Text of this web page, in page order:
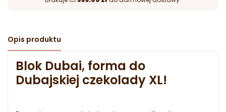
Opis produktu
Blok Dubai, forma do
Dubajskiej czekolady XL!